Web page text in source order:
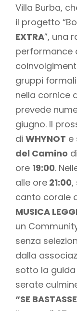
Villa Burba,
il progetto
EXTRA”, una
performance
gruppi
nella cornice
prevede
giugno. Il
diWHYNOT e
del Camino
ore 19:00.
alle ore 21:00,
canto corale
MUSICA
un
senza
dalla
sotto la guida
serate
“SE